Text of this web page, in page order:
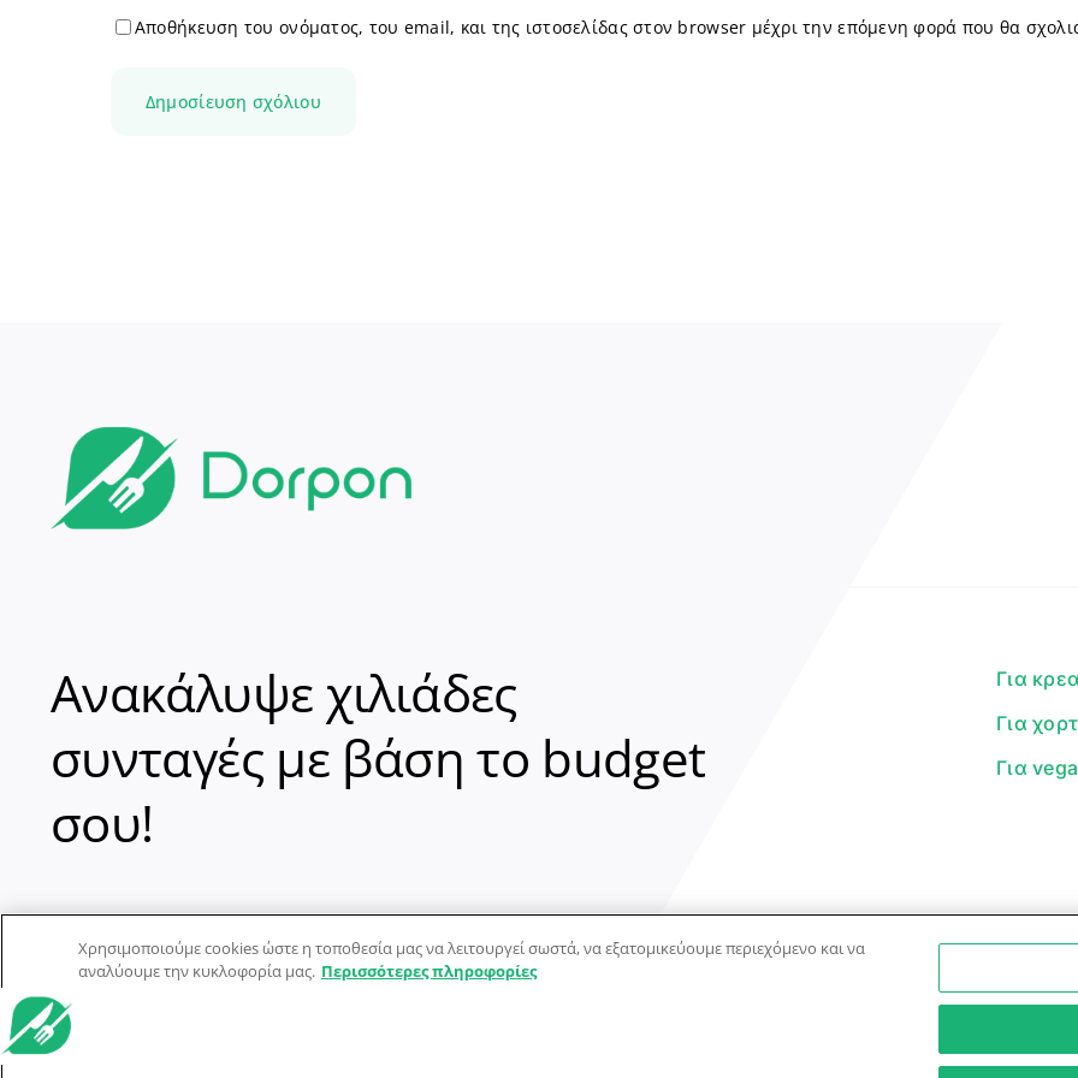
Αποθήκευση του ονόματος, του email, και της ιστοσελίδας στον browser μέχρι την επόμενη φορά που θα
Ανακάλυψε χιλιάδες
συνταγές με βάση το budget
σου!
Για
Για
Για
© Dorpon • Μηχανή αναζήτησης για …καλοφαγάδες!
Χρησιμοποιούμε cookies ώστε η τοποθεσία μας να λειτουργεί σωστά, να εξατομικεύουμε περιεχόμενο και να
αναλύουμε την κυκλοφορία μας. Περισσότερες πληροφορίες